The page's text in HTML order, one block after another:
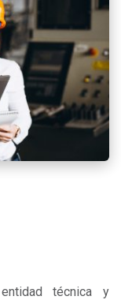
técnica y